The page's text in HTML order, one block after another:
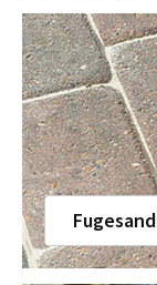
Fugesand